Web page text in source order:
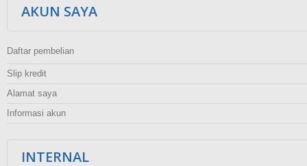
AKUN SAYA
Daftar pembelian
Slip kredit
Alamat saya
Informasi akun
INTERNAL